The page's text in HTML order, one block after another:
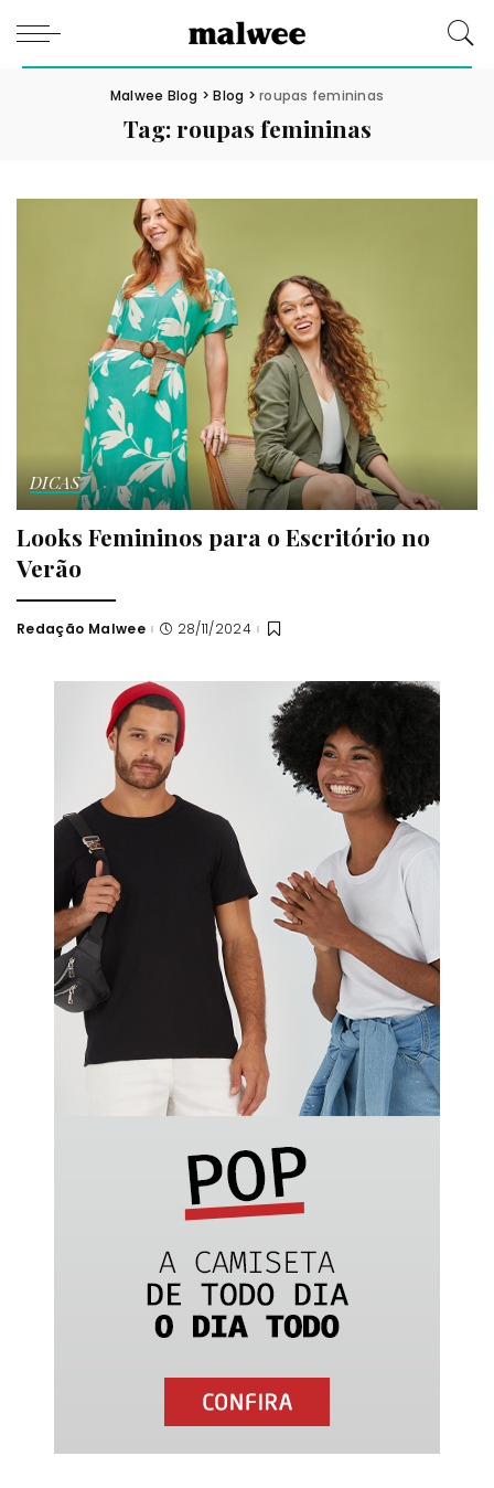
Malwee Blog >Blog >roupas femininas
Tag:roupas femininas
DICAS
Looks Femininos para o Escritório no
Verão
Posted
Redação Malwee 28/11/2024